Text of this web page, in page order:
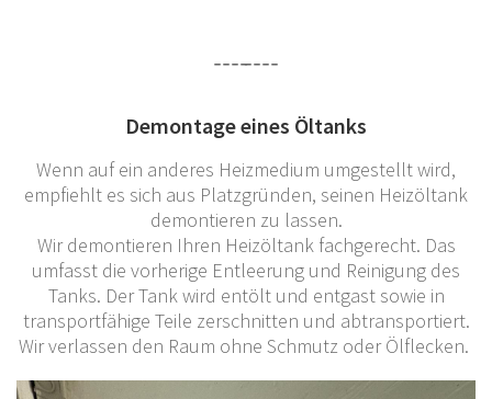
Demontage eines Öltanks
Wenn auf ein anderes Heizmedium umgestellt wird,
empfiehlt es sich aus Platzgründen, seinen Heizöltank
demontieren zu lassen.
Wir demontieren Ihren Heizöltank fachgerecht. Das
umfasst die vorherige Entleerung und Reinigung des
Tanks. Der Tank wird entölt und entgast sowie in
transportfähige Teile zerschnitten und abtransportiert.
Wir verlassen den Raum ohne Schmutz oder Ölflecken.